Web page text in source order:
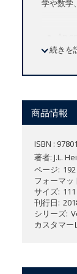
学や数学
in
the
First
​
liberal
This
much of
and the
続きを
商品情報
ISBN :
著者: J.L.
ページ
フォーマッ
サイズ
刊行日
シリーズ
カスタマー